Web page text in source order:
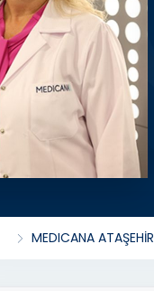
MEDICANA ATAŞEHİR